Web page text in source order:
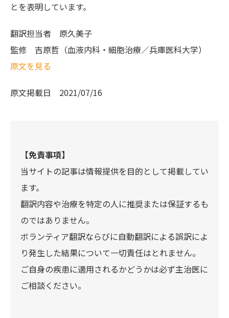
とを表明しています。
翻訳担当者 原久美子
監修 吉原哲（血液内科・細胞治療／兵庫医科大学）
原文を見る
原文掲載日 2021/07/16
【免責事項】
当サイトの記事は情報提供を目的として掲載してい
ます。
翻訳内容や治療を特定の人に推奨または保証するも
のではありません。
ボランティア翻訳ならびに自動翻訳による誤訳によ
り発生した結果について一切責任はとれません。
ご自身の疾患に適用されるかどうかは必ず主治医に
ご相談ください。